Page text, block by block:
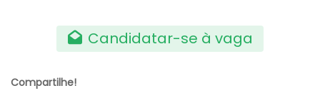
Candidatar-se à vaga
Compartilhe!